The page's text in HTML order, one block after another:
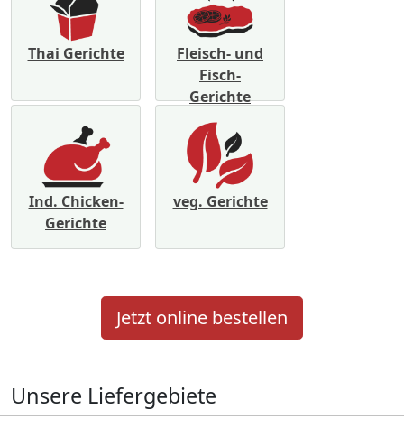
Thai Gerichte
Fleisch- und
Fisch-
Gerichte
Ind. Chicken-
Gerichte
veg. Gerichte
Jetzt online bestellen
Unsere Liefergebiete